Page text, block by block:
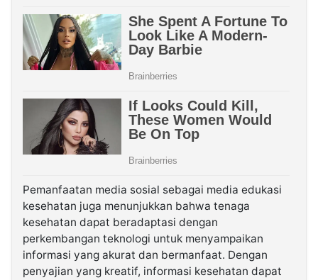
Pemanfaatan media sosial sebagai media edukasi
kesehatan juga menunjukkan bahwa tenaga
kesehatan dapat beradaptasi dengan
perkembangan teknologi untuk menyampaikan
informasi yang akurat dan bermanfaat. Dengan
penyajian yang kreatif, informasi kesehatan dapat